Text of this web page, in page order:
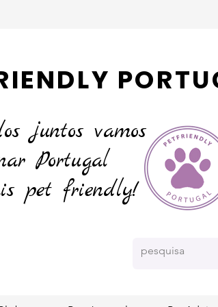
juntos vamos
Portugal
pet friendly!